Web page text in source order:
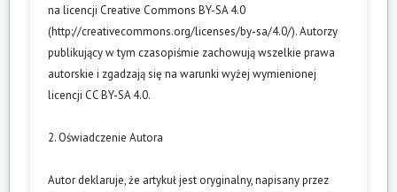
na licencji Creative Commons BY-SA 4.0
(http://creativecommons.org/licenses/by-sa/4.0/). Autorzy
publikujący w tym czasopiśmie zachowują wszelkie prawa
autorskie i zgadzają się na warunki wyżej wymienionej
licencji CC BY-SA 4.0.
2. Oświadczenie Autora
Autor deklaruje, że artykuł jest oryginalny, napisany przez